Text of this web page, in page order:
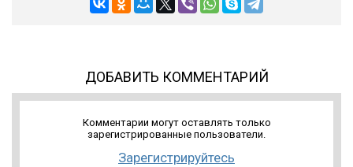
ДОБАВИТЬ КОММЕНТАРИЙ
Комментарии могут оставлять только
зарегистрированные пользователи.
Зарегистрируйтесь